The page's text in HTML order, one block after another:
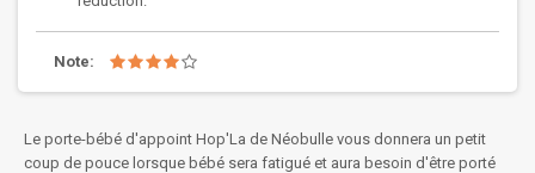
Note:
Le porte-bébé d'appoint Hop'La de Néobulle vous donnera un petit
coup de pouce lorsque bébé sera fatigué et aura besoin d'être porté